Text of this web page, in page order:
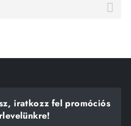
iratkozz fel promóciós